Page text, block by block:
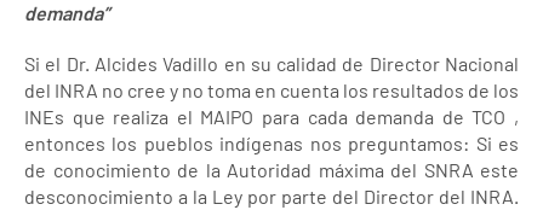
demanda”
Si el Dr. Alcides Vadillo en su calidad de Director Nacional
del INRA no cree y no toma en cuenta los resultados de los
INEs que realiza el MAIPO para cada demanda de TCO ,
entonces los pueblos indígenas nos preguntamos: Si es
de conocimiento de la Autoridad máxima del SNRA este
desconocimiento a la Ley por parte del Director del INRA.